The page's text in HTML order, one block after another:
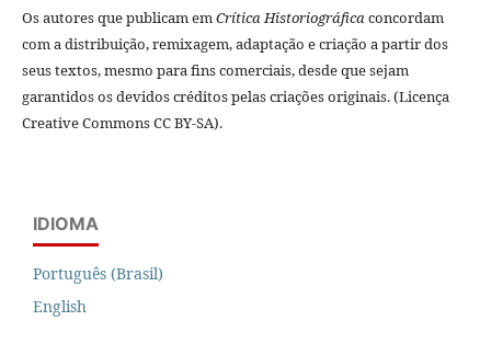
Os autores que publicam emCrítica Historiográficaconcordam
com a distribuição, remixagem, adaptação e criação a partir dos
seus textos, mesmo para fins comerciais, desde que sejam
garantidos os devidos créditos pelas criações originais. (Licença
Creative Commons CC BY-SA).
IDIOMA
Português (Brasil)
English